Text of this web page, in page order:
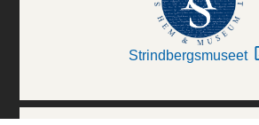
Strindbergsmuseet